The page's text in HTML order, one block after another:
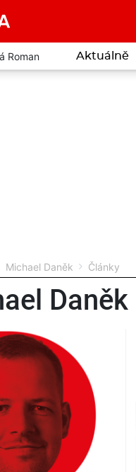
Roman Aktuálně
Michael Daněk Články
Daněk